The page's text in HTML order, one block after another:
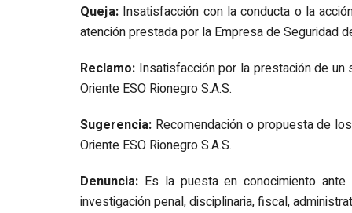
9. Obligación
de
específica
la entidad
Territoriales
Queja: Insatisfacción con la conducta o la
atención prestada por la Empresa de Seguridad
Reclamo: Insatisfacción por la prestación de
Oriente ESO Rionegro S.A.S.
Sugerencia: Recomendación o propuesta de
Oriente ESO Rionegro S.A.S.
Denuncia: Es la puesta en conocimiento
investigación penal, disciplinaria, fiscal,